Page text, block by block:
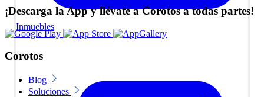
Inmuebles
¡Descarga la App y llévate a Corotos a todas partes!
Corotos
Blog
Soluciones